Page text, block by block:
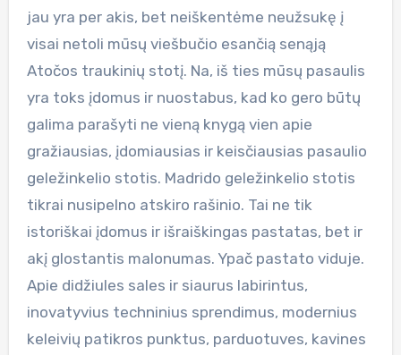
jau yra per akis, bet neiškentėme neužsukę į
visai netoli mūsų viešbučio esančią senąją
Atočos traukinių stotį. Na, iš ties mūsų pasaulis
yra toks įdomus ir nuostabus, kad ko gero būtų
galima parašyti ne vieną knygą vien apie
gražiausias, įdomiausias ir keisčiausias pasaulio
geležinkelio stotis. Madrido geležinkelio stotis
tikrai nusipelno atskiro rašinio. Tai ne tik
istoriškai įdomus ir išraiškingas pastatas, bet ir
akį glostantis malonumas. Ypač pastato viduje.
Apie didžiules sales ir siaurus labirintus,
inovatyvius techninius sprendimus, modernius
keleivių patikros punktus, parduotuves, kavines